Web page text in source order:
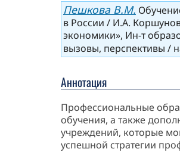
Пешкова В.М.
в России / И.А.
экономики», Ин-т
вызовы, перспективы /
Аннотация
Профессиональные
обучения, а также
учреждений, которые
успешной стратегии